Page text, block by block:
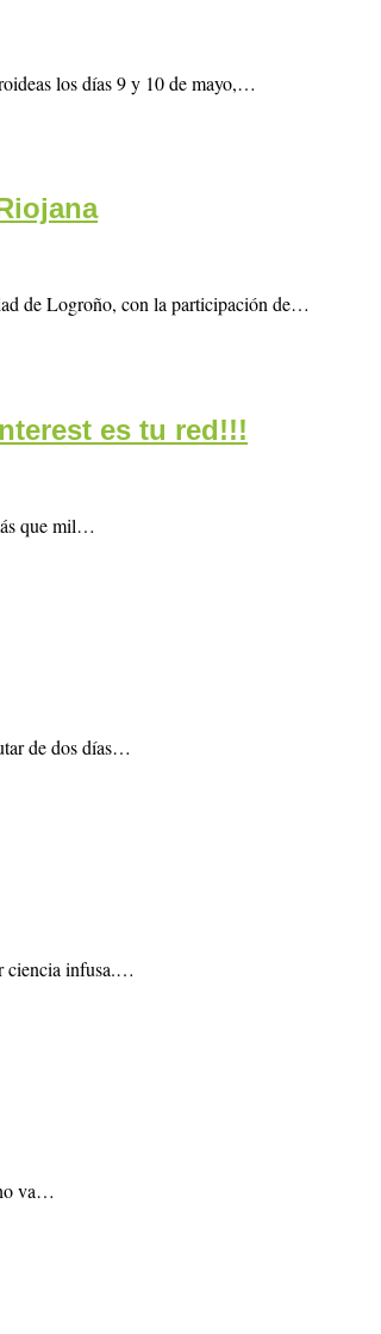
los días 9 y 10 de mayo,…
de Logroño, con la participación de…
es tu red!!!
que mil…
de dos días…
ciencia infusa.…
va…